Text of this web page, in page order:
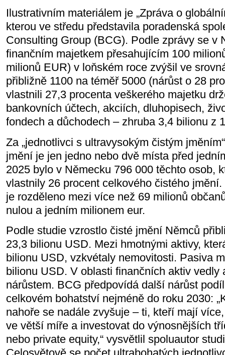
Ilustrativním materiálem je „Zpráva o
kterou ve středu představila poradenská
Consulting Group (BCG). Podle zprávy se v
finančním majetkem přesahujícím 100
milionů EUR) v loňském roce zvýšil ve
přibližně 1100 na téměř 5000 (nárůst o 28
vlastnili 27,3 procenta veškerého majetku
bankovních účtech, akciích, dluhopisech,
fondech a důchodech – zhruba 3,4 bilionu z
Za „jednotlivci s ultravysokým čistým
jmění je jen jedno nebo dvě místa před
2025 bylo v Německu 796 000 těchto osob,
vlastnily 26 procent celkového čistého
je rozděleno mezi více než 69 milionů
nulou a jedním milionem eur.
Podle studie vzrostlo čisté jmění Němců
23,3 bilionu USD. Mezi hmotnými aktivy,
bilionu USD, vzkvétaly nemovitosti. Pasiva
bilionu USD. V oblasti finančních aktiv vedly
nárůstem. BCG předpovídá další nárůst
celkovém bohatství nejméně do roku 2030:
nahoře se nadále zvyšuje – ti, kteří mají
ve větší míře a investovat do výnosnějších
nebo private equity,“ vysvětlil spoluautor